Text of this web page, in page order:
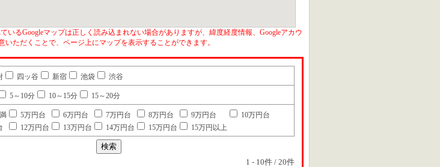
いるGoogleマップは正しく読み込まれない場合がありますが、緯度経度情報、Googleアカウ
いただくことで、ページ上にマップを表示することができます。
四ッ谷 新宿 池袋 渋谷
5～10分 10～15分 15～20分
5万円台 6万円台 7万円台 8万円台 9万円台
10万円台
12万円台 13万円台 14万円台 15万円台 15万円以上
1 - 10件 / 20件